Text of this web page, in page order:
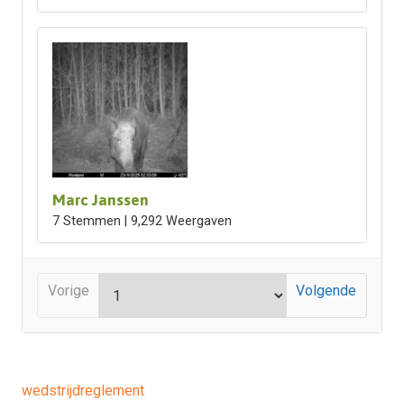
Marc Janssen
7 Stemmen | 9,292 Weergaven
Vorige Volgende
wedstrijdreglement